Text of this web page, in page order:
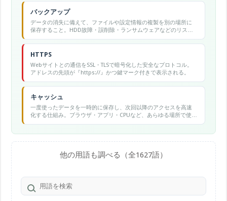
バックアップ
データの消失に備えて、ファイルや設定情報の複製を別の場所に
保存すること。HDD故障・誤削除・ランサムウェアなどのリスク
に対する基本的なデータ保護手段。
HTTPS
Webサイトとの通信をSSL・TLSで暗号化した安全なプロトコル。
アドレスの先頭が『https://』かつ鍵マーク付きで表示される。
キャッシュ
一度使ったデータを一時的に保存し、次回以降のアクセスを高速
化する仕組み。ブラウザ・アプリ・CPUなど、あらゆる場所で使わ
れる。
他の用語も調べる（全1627語）